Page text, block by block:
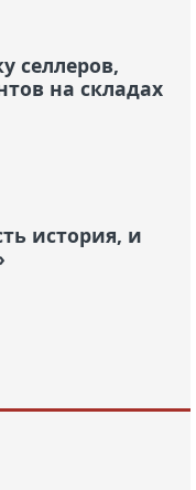
селлеров,
на складах
история, и